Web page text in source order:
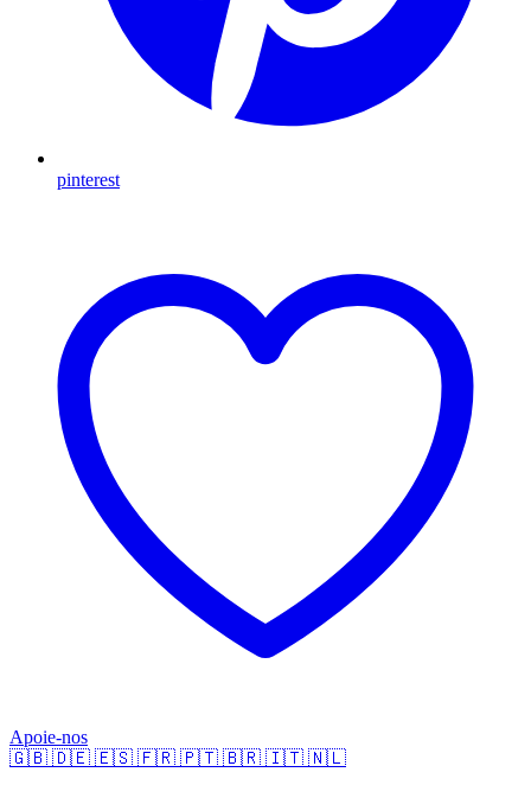
pinterest
Apoie-nos
🇬🇧 🇩🇪 🇪🇸 🇫🇷 🇵🇹 🇧🇷 🇮🇹 🇳🇱